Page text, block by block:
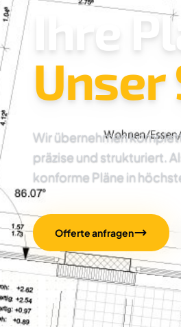
Ihre
Unser
Wir übernehmen
präzise und strukturiert.
konforme Pläne in
Offerte anfragen